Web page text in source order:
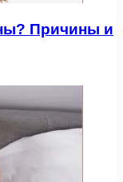
Причины и